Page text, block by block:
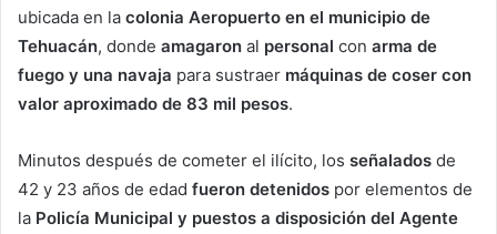
ubicada en la colonia Aeropuerto en el municipio de
Tehuacán, donde amagaron al personal con arma de
fuego y una navaja para sustraer máquinas de coser con
valor aproximado de 83 mil pesos.
Minutos después de cometer el ilícito, los señalados de
42 y 23 años de edad fueron detenidos por elementos de
la Policía Municipal y puestos a disposición del Agente